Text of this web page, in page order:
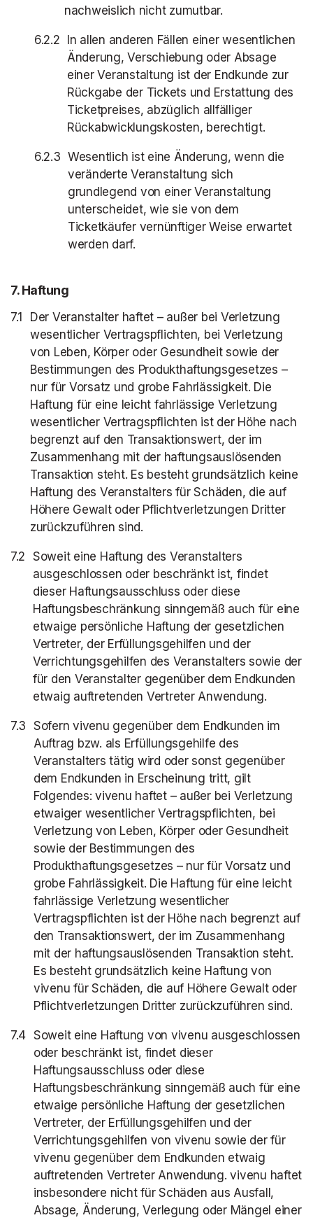
nachweislich nicht zumutbar.
In allen anderen Fällen einer wesentlichen
Änderung, Verschiebung oder Absage
einer Veranstaltung ist der Endkunde zur
Rückgabe der Tickets und Erstattung des
Ticketpreises, abzüglich allfälliger
Rückabwicklungskosten, berechtigt.
Wesentlich ist eine Änderung, wenn die
veränderte Veranstaltung sich
grundlegend von einer Veranstaltung
unterscheidet, wie sie von dem
Ticketkäufer vernünftiger Weise erwartet
werden darf.
7. Haftung
Der Veranstalter haftet – außer bei Verletzung
wesentlicher Vertragspflichten, bei Verletzung
von Leben, Körper oder Gesundheit sowie der
Bestimmungen des Produkthaftungsgesetzes –
nur für Vorsatz und grobe Fahrlässigkeit. Die
Haftung für eine leicht fahrlässige Verletzung
wesentlicher Vertragspflichten ist der Höhe nach
begrenzt auf den Transaktionswert, der im
Zusammenhang mit der haftungsauslösenden
Transaktion steht. Es besteht grundsätzlich keine
Haftung des Veranstalters für Schäden, die auf
Höhere Gewalt oder Pflichtverletzungen Dritter
zurückzuführen sind.
Soweit eine Haftung des Veranstalters
ausgeschlossen oder beschränkt ist, findet
dieser Haftungsausschluss oder diese
Haftungsbeschränkung sinngemäß auch für eine
etwaige persönliche Haftung der gesetzlichen
Vertreter, der Erfüllungsgehilfen und der
Verrichtungsgehilfen des Veranstalters sowie der
für den Veranstalter gegenüber dem Endkunden
etwaig auftretenden Vertreter Anwendung.
Sofern vivenu gegenüber dem Endkunden im
Auftrag bzw. als Erfüllungsgehilfe des
Veranstalters tätig wird oder sonst gegenüber
dem Endkunden in Erscheinung tritt, gilt
Folgendes: vivenu haftet – außer bei Verletzung
etwaiger wesentlicher Vertragspflichten, bei
Verletzung von Leben, Körper oder Gesundheit
sowie der Bestimmungen des
Produkthaftungsgesetzes – nur für Vorsatz und
grobe Fahrlässigkeit. Die Haftung für eine leicht
fahrlässige Verletzung wesentlicher
Vertragspflichten ist der Höhe nach begrenzt auf
den Transaktionswert, der im Zusammenhang
mit der haftungsauslösenden Transaktion steht.
Es besteht grundsätzlich keine Haftung von
vivenu für Schäden, die auf Höhere Gewalt oder
Pflichtverletzungen Dritter zurückzuführen sind.
Soweit eine Haftung von vivenu ausgeschlossen
oder beschränkt ist, findet dieser
Haftungsausschluss oder diese
Haftungsbeschränkung sinngemäß auch für eine
etwaige persönliche Haftung der gesetzlichen
Vertreter, der Erfüllungsgehilfen und der
Verrichtungsgehilfen von vivenu sowie der für
vivenu gegenüber dem Endkunden etwaig
auftretenden Vertreter Anwendung. vivenu haftet
insbesondere nicht für Schäden aus Ausfall,
Absage, Änderung, Verlegung oder Mängel einer